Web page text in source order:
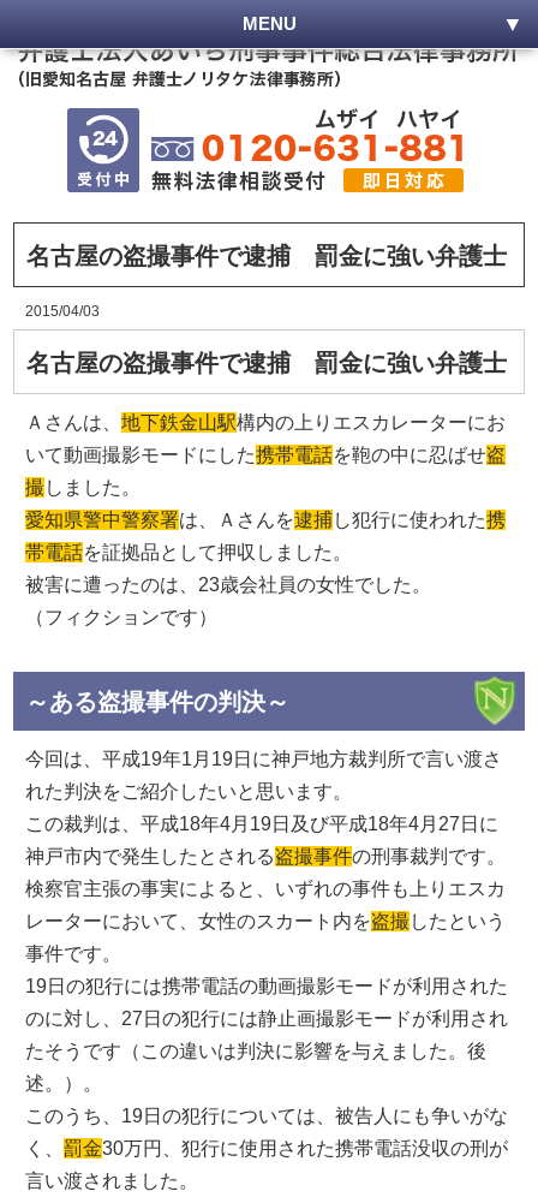
MENU
名古屋の盗撮事件で逮捕 罰金に強い弁護士
2015/04/03
名古屋の盗撮事件で逮捕 罰金に強い弁護士
Ａさんは、地下鉄金山駅構内の上りエスカレーターにお
いて動画撮影モードにした携帯電話を鞄の中に忍ばせ盗
撮 しました。
愛知県警中警察署は、Ａさんを逮捕し犯行に使われた携
帯電話を証拠品として押収しました。
被害に遭ったのは、23歳会社員の女性でした。
（フィクションです）
～ある盗撮事件の判決～
今回は、平成19年1月19日に神戸地方裁判所で言い渡さ
れた判決をご紹介したいと思います。
この裁判は、平成18年4月19日及び平成18年4月27日に
神戸市内で発生したとされる盗撮事件の刑事裁判です。
検察官主張の事実によると、いずれの事件も上りエスカ
レーターにおいて、女性のスカート内を盗撮 したという
事件です。
19日の犯行には携帯電話の動画撮影モードが利用された
のに対し、27日の犯行には静止画撮影モードが利用され
たそうです（この違いは判決に影響を与えました。後
述。）。
このうち、19日の犯行については、被告人にも争いがな
く、罰金30万円、犯行に使用された携帯電話没収の刑が
言い渡されました。